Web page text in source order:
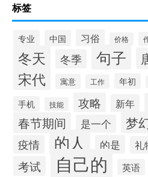
标签
专业 中国 习俗 价格
冬天 冬季 句子
宋代 寓意 工作 年初
手机 技能 攻略 新年
春节期间 是一个 梦
疫情
的人 的是 礼
考试 自己的 英语